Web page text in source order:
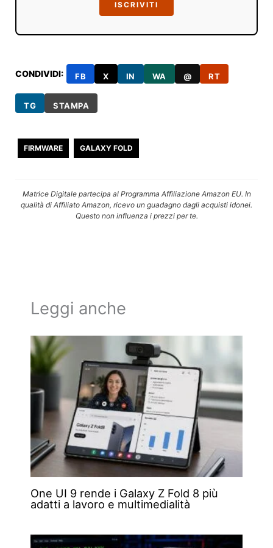
ISCRIVITI
CONDIVIDI: FB X IN WA @ RT
TG STAMPA
FIRMWARE GALAXY FOLD
Matrice Digitale partecipa al Programma Affiliazione Amazon EU. In
qualità di Affiliato Amazon, ricevo un guadagno dagli acquisti idonei.
Questo non influenza i prezzi per te.
Leggi anche
One UI 9 rende i Galaxy Z Fold 8 più
adatti a lavoro e multimedialità